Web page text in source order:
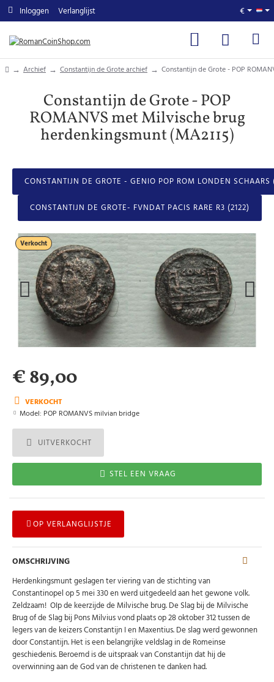
Inloggen Verlanglijst €
homeArchief Constantijn de Grote archief Constantijn de Grote - POP
Constantijn de Grote - POP
ROMANVS met Milvische brug
herdenkingsmunt (MA2115)
CONSTANTIJN DE GROTE - GENIO POP ROM LONDEN
CONSTANTIJN DE GROTE- FVNDAT PACIS RARE R3 (2122)
Verkocht
VERKOCHT
Model: POP ROMANVS milvian bridge
€ 89,00
UITVERKOCHT
STEL EEN VRAAG
OP VERLANGLIJSTJE
OMSCHRIJVING
Herdenkingsmunt geslagen ter viering van de stichting van
Constantinopel op 5 mei 330 en werd uitgedeeld aan het gewone volk.
Zeldzaam! OIp de keerzijde de Milvische brug. De Slag bij de Milvische
Brug of de Slag bij Pons Milvius vond plaats op 28 oktober 312 tussen de
legers van de keizers Constantijn I en Maxentius. De slag werd gewonnen
door Constantijn. Het is een belangrijke veldslag in de Romeinse
geschiedenis. Beroemd is de uitspraak van Constantijn dat hij de
overwinning aan de God van de christenen te danken had.